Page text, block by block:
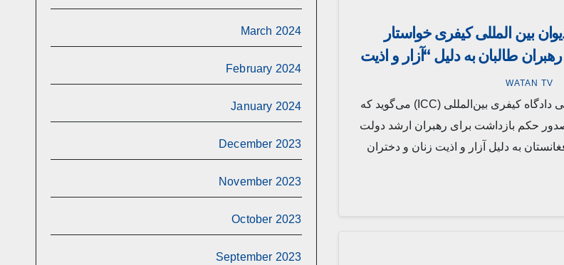
بین المللی کیفری خواستار
طالبان به دلیل “آزار و اذیت
افغان” شد.
WATAN TV
دادستان عالی دادگاه کیفری بین‌المللی (ICC) می‌گوید که
صدور حکم بازداشت برای رهبران ارشد دولت
به دلیل آزار و اذیت زنان و دختران
March 2024
February 2024
January 2024
December 2023
November 2023
October 2023
September 2023